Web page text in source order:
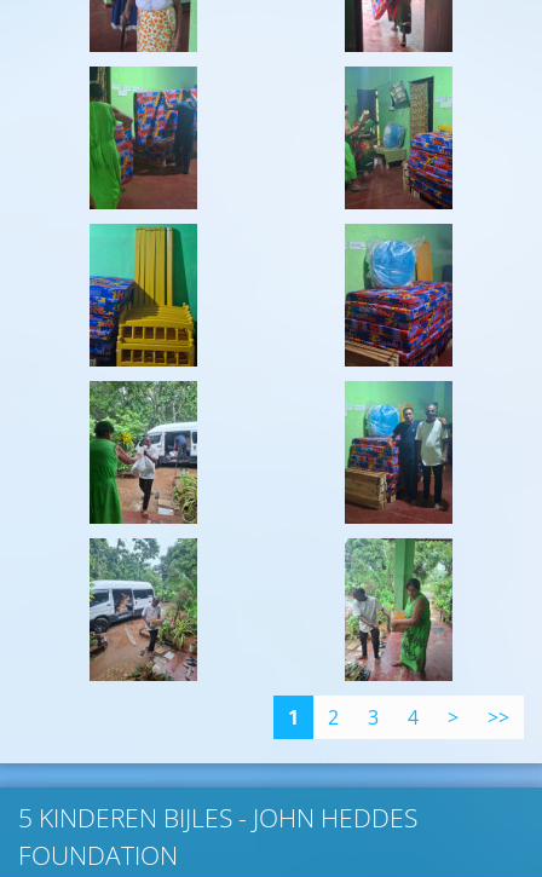
1 2 3 4 > >>
5 KINDEREN BIJLES - JOHN HEDDES
FOUNDATION